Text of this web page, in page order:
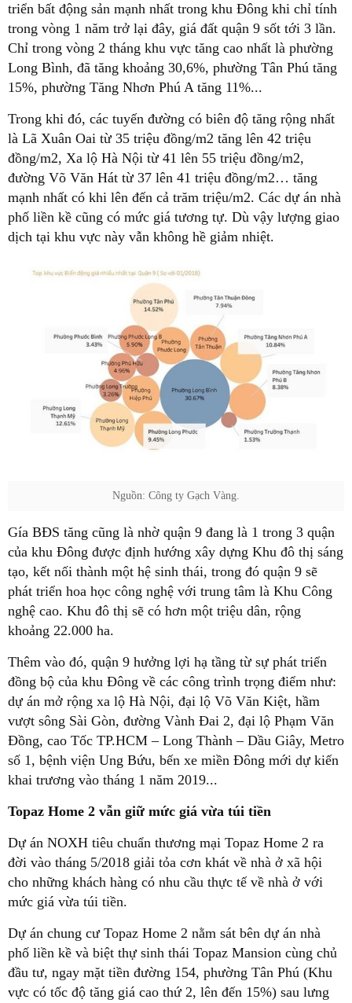
triển bất động sản mạnh nhất trong khu Đông khi chỉ tính
trong vòng 1 năm trở lại đây, giá đất quận 9 sốt tới 3 lần.
Chỉ trong vòng 2 tháng khu vực tăng cao nhất là phường
Long Bình, đã tăng khoảng 30,6%, phường Tân Phú tăng
15%, phường Tăng Nhơn Phú A tăng 11%...
Trong khi đó, các tuyến đường có biên độ tăng rộng nhất
là Lã Xuân Oai từ 35 triệu đồng/m2 tăng lên 42 triệu
đồng/m2, Xa lộ Hà Nội từ 41 lên 55 triệu đồng/m2,
đường Võ Văn Hát từ 37 lên 41 triệu đồng/m2… tăng
mạnh nhất có khi lên đến cả trăm triệu/m2. Các dự án nhà
phố liền kề cũng có mức giá tương tự. Dù vậy lượng giao
dịch tại khu vực này vẫn không hề giảm nhiệt.
Nguồn: Công ty Gạch Vàng.
Gía BĐS tăng cũng là nhờ quận 9 đang là 1 trong 3 quận
của khu Đông được định hướng xây dựng Khu đô thị sáng
tạo, kết nối thành một hệ sinh thái, trong đó quận 9 sẽ
phát triển hoa học công nghệ với trung tâm là Khu Công
nghệ cao. Khu đô thị sẽ có hơn một triệu dân, rộng
khoảng 22.000 ha.
Thêm vào đó, quận 9 hưởng lợi hạ tầng từ sự phát triển
đồng bộ của khu Đông về các công trình trọng điểm như:
dự án mở rộng xa lộ Hà Nội, đại lộ Võ Văn Kiệt, hầm
vượt sông Sài Gòn, đường Vành Đai 2, đại lộ Phạm Văn
Đồng, cao Tốc TP.HCM – Long Thành – Dầu Giây, Metro
số 1, bệnh viện Ung Bứu, bến xe miền Đông mới dự kiến
khai trương vào tháng 1 năm 2019...
Topaz Home 2 vẫn giữ mức giá vừa túi tiền
Dự án NOXH tiêu chuẩn thương mại Topaz Home 2 ra
đời vào tháng 5/2018 giải tỏa cơn khát về nhà ở xã hội
cho những khách hàng có nhu cầu thực tế về nhà ở với
mức giá vừa túi tiền.
Dự án chung cư Topaz Home 2 nằm sát bên dự án nhà
phố liền kề và biệt thự sinh thái Topaz Mansion cùng chủ
đầu tư, ngay mặt tiền đường 154, phường Tân Phú (Khu
vực có tốc độ tăng giá cao thứ 2, lên đến 15%) sau lưng